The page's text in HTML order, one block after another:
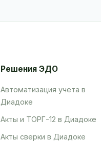
Решения ЭДО
Автоматизация учета в
Диадоке
Акты и ТОРГ-12 в Диадоке
Акты сверки в Диадоке